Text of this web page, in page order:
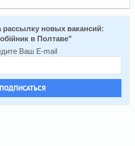
расcылку новых вакансий:
в Полтаве"
Ваш E-mail
ПОДПИСАТЬСЯ